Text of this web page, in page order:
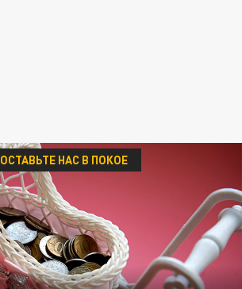
ОСТАВЬТЕ НАС В ПОКОЕ